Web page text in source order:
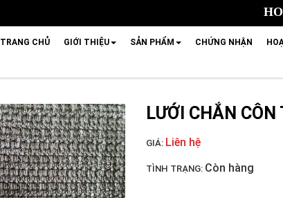
TRANG CHỦ GIỚI THIỆU SẢN PHẨM CHỨNG NHẬN
LƯỚI CHẮN CÔN
GIÁ: Liên hệ
TÌNH TRẠNG: Còn hàng